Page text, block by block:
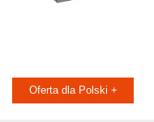
Oferta dla Polski +